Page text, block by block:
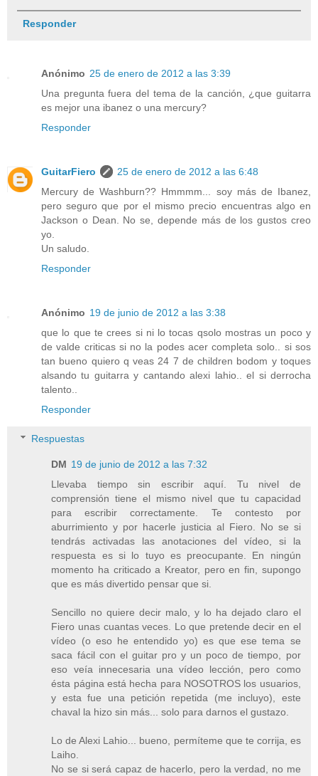
Responder
Anónimo 25 de enero de 2012 a las 3:39
Una pregunta fuera del tema de la canción, ¿que guitarra
es mejor una ibanez o una mercury?
Responder
GuitarFiero
25 de enero de 2012 a las 6:48
Mercury de Washburn?? Hmmmm... soy más de Ibanez,
pero seguro que por el mismo precio encuentras algo en
Jackson o Dean. No se, depende más de los gustos creo
yo.
Un saludo.
Responder
Anónimo 19 de junio de 2012 a las 3:38
que lo que te crees si ni lo tocas qsolo mostras un poco y
de valde criticas si no la podes acer completa solo.. si sos
tan bueno quiero q veas 24 7 de children bodom y toques
alsando tu guitarra y cantando alexi lahio.. el si derrocha
talento..
Responder
Respuestas
DM 19 de junio de 2012 a las 7:32
Llevaba tiempo sin escribir aquí. Tu nivel de
comprensión tiene el mismo nivel que tu capacidad
para escribir correctamente. Te contesto por
aburrimiento y por hacerle justicia al Fiero. No se si
tendrás activadas las anotaciones del vídeo, si la
respuesta es si lo tuyo es preocupante. En ningún
momento ha criticado a Kreator, pero en fin, supongo
que es más divertido pensar que si.
Sencillo no quiere decir malo, y lo ha dejado claro el
Fiero unas cuantas veces. Lo que pretende decir en el
vídeo (o eso he entendido yo) es que ese tema se
saca fácil con el guitar pro y un poco de tiempo, por
eso veía innecesaria una vídeo lección, pero como
ésta página está hecha para NOSOTROS los usuarios,
y esta fue una petición repetida (me incluyo), este
chaval la hizo sin más... solo para darnos el gustazo.
Lo de Alexi Lahio... bueno, permíteme que te corrija, es
Laiho.
No se si será capaz de hacerlo, pero la verdad, no me